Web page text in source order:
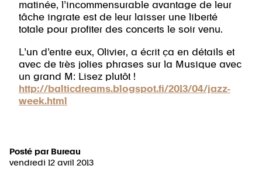
matinée, l’incommensurable avantage de leur
tâche ingrate est de leur laisser une liberté
totale pour profiter des concerts le soir venu.
L’un d’entre eux, Olivier, a écrit ça en détails et
avec de très jolies phrases sur la Musique avec
un grand M: Lisez plutôt !
http://balticdreams.blogspot.fi/2013/04/jazz-
week.html
Posté par Bureau
vendredi 12 avril 2013